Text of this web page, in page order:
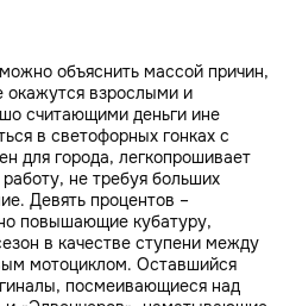
объяснить массой причин,
окажутся взрослыми и
считающими деньги ине
в светофорных гонках с
для города, легкопрошивает
не требуя больших
Девять процентов –
повышающие кубатуру,
в качестве ступени между
мотоциклом. Оставшийся
посмеивающиеся над